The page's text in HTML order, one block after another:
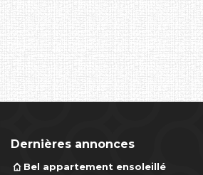
Dernières annonces
Bel appartement ensoleillé